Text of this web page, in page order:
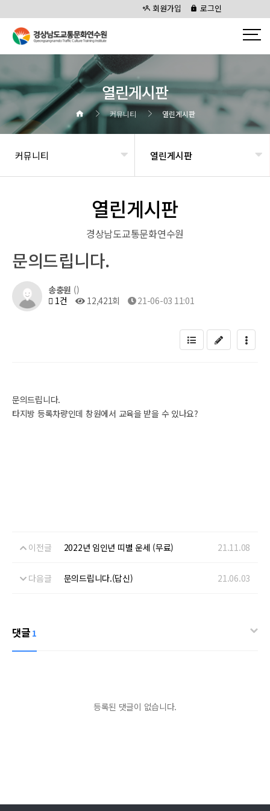
회원가입 로그인
열린게시판
커뮤니티 열린게시판
커뮤니티 열린게시판
열린게시판
경상남도교통문화연수원
문의드립니다.
송충원 ()
1건
12,421회 21-06-03 11:01
문의드립니다.
타지방 등록차량인데 창원에서 교육을 받을 수 있나요?
이전글 2022년 임인년 띠별 운세 (무료) 21.11.08
다음글 문의드립니다.(답신) 21.06.03
댓글 1
등록된 댓글이 없습니다.